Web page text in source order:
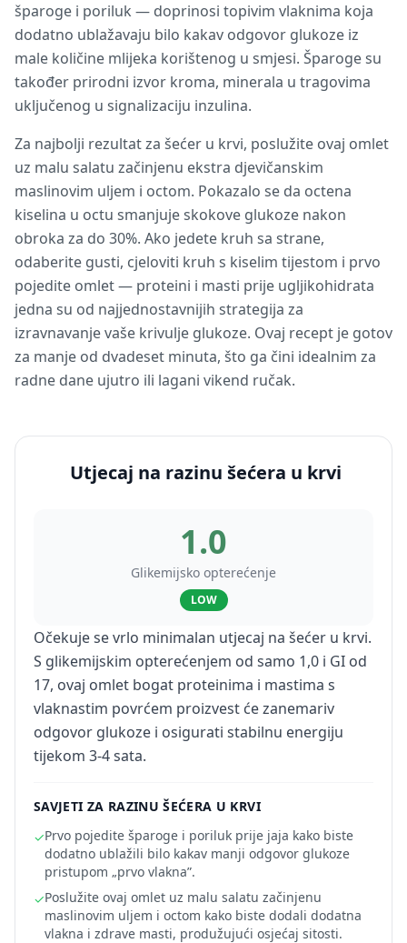
šparoge i poriluk — doprinosi topivim vlaknima koja
dodatno ublažavaju bilo kakav odgovor glukoze iz
male količine mlijeka korištenog u smjesi. Šparoge su
također prirodni izvor kroma, minerala u tragovima
uključenog u signalizaciju inzulina.
Za najbolji rezultat za šećer u krvi, poslužite ovaj omlet
uz malu salatu začinjenu ekstra djevičanskim
maslinovim uljem i octom. Pokazalo se da octena
kiselina u octu smanjuje skokove glukoze nakon
obroka za do 30%. Ako jedete kruh sa strane,
odaberite gusti, cjeloviti kruh s kiselim tijestom i prvo
pojedite omlet — proteini i masti prije ugljikohidrata
jedna su od najjednostavnijih strategija za
izravnavanje vaše krivulje glukoze. Ovaj recept je gotov
za manje od dvadeset minuta, što ga čini idealnim za
radne dane ujutro ili lagani vikend ručak.
Utjecaj na razinu šećera u krvi
1.0
Glikemijsko opterećenje
LOW
Očekuje se vrlo minimalan utjecaj na šećer u krvi.
S glikemijskim opterećenjem od samo 1,0 i GI od
17, ovaj omlet bogat proteinima i mastima s
vlaknastim povrćem proizvest će zanemariv
odgovor glukoze i osigurati stabilnu energiju
tijekom 3-4 sata.
SAVJETI ZA RAZINU ŠEĆERA U KRVI
✓Prvo pojedite šparoge i poriluk prije jaja kako biste
dodatno ublažili bilo kakav manji odgovor glukoze
pristupom „prvo vlakna”.
✓Poslužite ovaj omlet uz malu salatu začinjenu
maslinovim uljem i octom kako biste dodali dodatna
vlakna i zdrave masti, produžujući osjećaj sitosti.